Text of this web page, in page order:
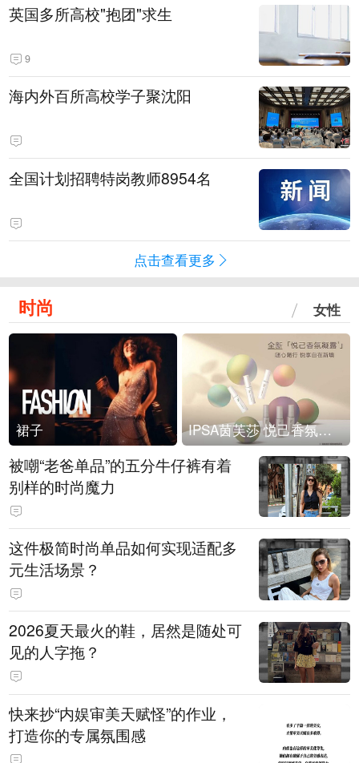
英国多所高校"抱团"求生
9
海内外百所高校学子聚沈阳
全国计划招聘特岗教师8954名
点击查看更多
时尚 女性
裙子 IPSA茵芙莎 悦己香氛凝露上市
被嘲“老爸单品”的五分牛仔裤有着
别样的时尚魔力
这件极简时尚单品如何实现适配多
元生活场景？
2026夏天最火的鞋，居然是随处可
见的人字拖？
快来抄“内娱审美天赋怪”的作业，
打造你的专属氛围感